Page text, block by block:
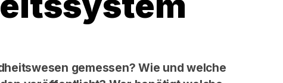
gemessen? Wie und welche